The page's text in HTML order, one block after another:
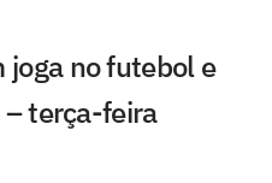
joga no futebol e
– terça-feira